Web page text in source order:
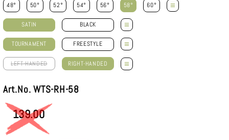
48° 50° 52° 54° 56° 58° 60° ≡
SATIN BLACK ≡
TOURNAMENT FREESTYLE ≡
LEFT-HANDED RIGHT-HANDED ≡
Art.No. WTS-RH-58
139.00